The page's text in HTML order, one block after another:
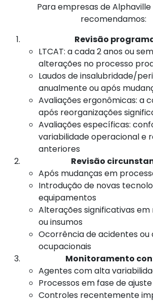
Para empresas de Alphaville
recomendamos:
Revisão
LTCAT: a cada 2 anos ou
alterações no processo
Laudos de insalubridade/
anualmente ou após
Avaliações ergonômicas: a
após reorganizações
Avaliações específicas:
variabilidade operacional e
anteriores
Revisão
Após mudanças em
Introdução de novas
equipamentos
Alterações significativas
ou insumos
Ocorrência de acidentes ou
ocupacionais
Monitoramento
Agentes com alta
Processos em fase de
Controles recentemente